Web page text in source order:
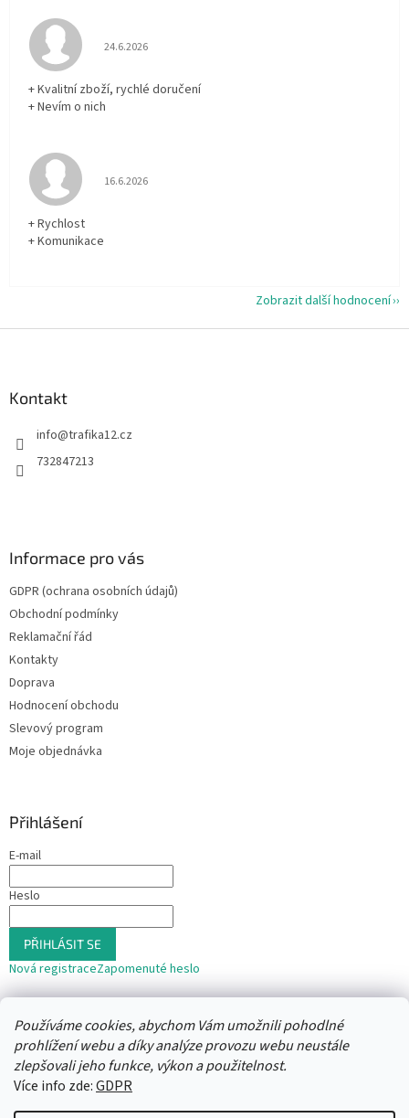
Používáme cookies, abychom Vám umožnili pohodlné
prohlížení webu a díky analýze provozu webu neustále
zlepšovali jeho funkce, výkon a použitelnost.
Více info zde:GDPR
Hodnocení obchodu je 5 z 5 hvězdiček.
24.6.2026
+ Kvalitní zboží, rychlé doručení
+ Nevím o nich
Hodnocení obchodu je 5 z 5 hvězdiček.
16.6.2026
+ Rychlost
+ Komunikace
Zobrazit další hodnocení
Kontakt
info@trafika12.cz
732847213
Informace pro vás
GDPR (ochrana osobních údajů)
Obchodní podmínky
Reklamační řád
Kontakty
Doprava
Hodnocení obchodu
Slevový program
Moje objednávka
Přihlášení
E-mail
Heslo
PŘIHLÁSIT SE
Nová registraceZapomenuté heslo
nebo
Přihlásit se přes Seznam